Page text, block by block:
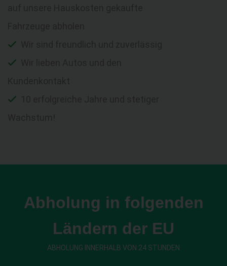
Abholung in folgenden
Ländern der EU
ABHOLUNG INNERHALB VON 24 STUNDEN